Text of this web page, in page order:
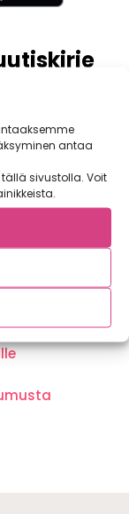
antaa
sivustolla. Voit
TILAA